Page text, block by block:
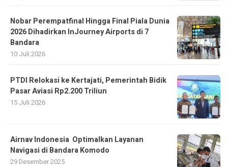
Nobar Perempatfinal Hingga Final Piala Dunia
2026 Dihadirkan InJourney Airports di 7
Bandara
10 Juli 2026
PTDI Relokasi ke Kertajati, Pemerintah Bidik
Pasar Aviasi Rp2.200 Triliun
15 Juli 2026
Airnav Indonesia Optimalkan Layanan
Navigasi di Bandara Komodo
29 Desember 2025